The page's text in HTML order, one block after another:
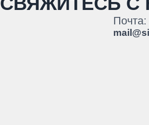
Почта: